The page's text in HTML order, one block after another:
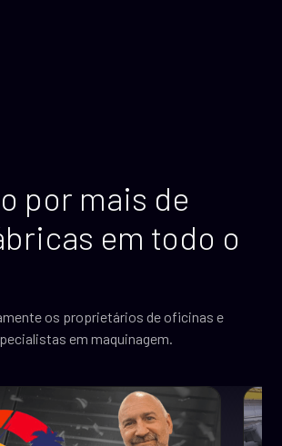
por mais de
em todo o
os proprietários de oficinas e
em maquinagem.